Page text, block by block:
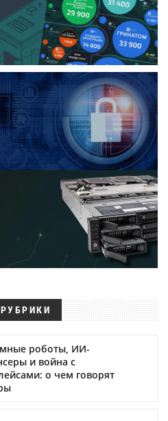
роботы, ИИ-
и война с
о чем говорят